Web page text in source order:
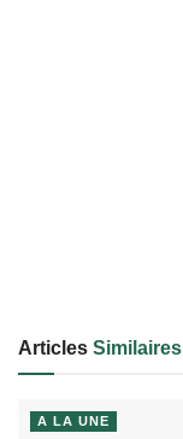
Articles Similaires
A LA UNE